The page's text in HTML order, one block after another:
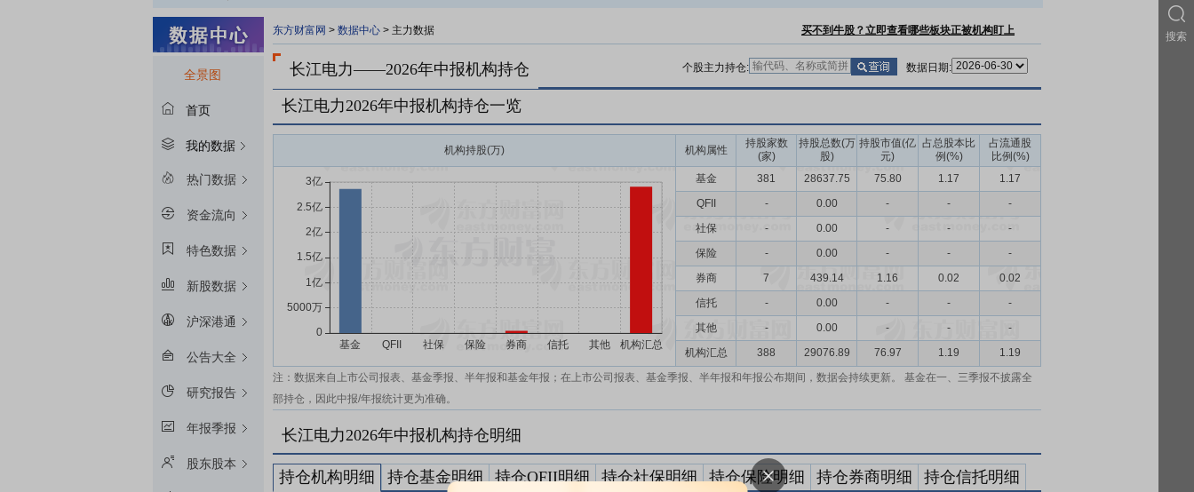
全景图
首页
我的数据
热门数据
资金流向
特色数据
新股数据
沪深港通
公告大全
研究报告
年报季报
股东股本
东方财富网 > 数据中心 > 主力数据 买不到牛股？立即查看哪些板块正被机构盯上
长江电力——2026年中报机构持仓 个股主力持仓: 数据日期:
长江电力2026年中报机构持仓一览
机构持股(万) 机构属性
持股家数
(家)
持股总数(万
股)
持股市值(亿
元)
占总股本比
例(%)
占流通股
比例(%)
基金
381 28637.75 75.80 1.17
1.17
QFII
- 0.00 - -
-
社保
- 0.00 - -
-
保险
- 0.00 - -
-
券商
7 439.14 1.16 0.02
0.02
信托
- 0.00 - -
-
其他
- 0.00 - -
-
机构汇总
388 29076.89 76.97 1.19
1.19
注：数据来自上市公司报表、基金季报、半年报和基金年报；在上市公司报表、基金季报、半年报和年报公布期间，数据会持续更新。 基金在一、三季报不披露全
部持仓，因此中报/年报统计更为准确。
长江电力2026年中报机构持仓明细
持仓机构明细 持仓基金明细 持仓QFII明细 持仓社保明细 持仓保险明细 持仓券商明细 持仓信托明细
搜索